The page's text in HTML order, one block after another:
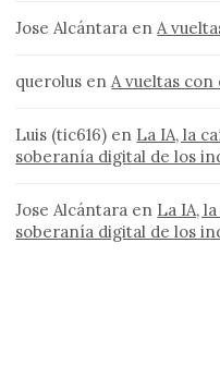
Jose Alcántara enA
querolus enA vueltas con
Luis (tic616) en La IA, la
soberanía digital de los
Jose Alcántara en La IA,
soberanía digital de los